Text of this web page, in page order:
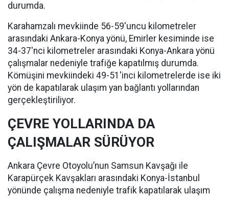
durumda.
Karahamzalı mevkiinde 56-59'uncu kilometreler
arasındaki Ankara-Konya yönü, Emirler kesiminde ise
34-37'nci kilometreler arasındaki Konya-Ankara yönü
çalışmalar nedeniyle trafiğe kapatılmış durumda.
Kömüşini mevkiindeki 49-51'inci kilometrelerde ise iki
yön de kapatılarak ulaşım yan bağlantı yollarından
gerçekleştiriliyor.
ÇEVRE YOLLARINDA DA
ÇALIŞMALAR SÜRÜYOR
Ankara Çevre Otoyolu’nun Samsun Kavşağı ile
Karapürçek Kavşakları arasındaki Konya-İstanbul
yönünde çalışma nedeniyle trafik kapatılarak ulaşım